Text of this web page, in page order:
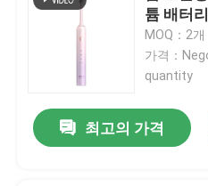
튬 배터
MOQ：2개
가격：
quantity
최고의 가격